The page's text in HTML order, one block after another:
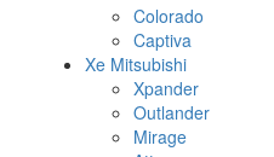
Colorado
Captiva
Xe Mitsubishi
Xpander
Outlander
Mirage